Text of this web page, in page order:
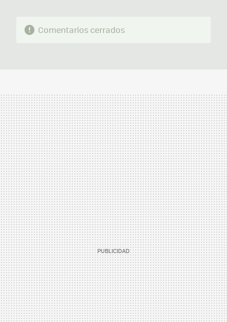
Comentarios cerrados